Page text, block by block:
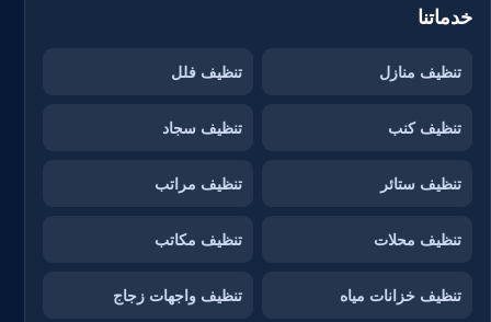
خدماتنا
تنظيف منازل تنظيف فلل
تنظيف كنب تنظيف سجاد
تنظيف ستائر تنظيف مراتب
تنظيف محلات تنظيف مكاتب
تنظيف خزانات مياه تنظيف واجهات زجاج